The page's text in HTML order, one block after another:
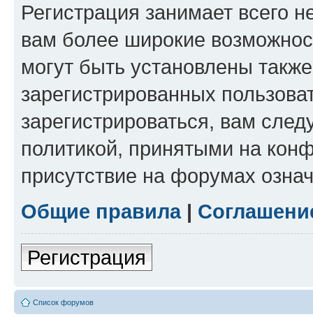
Регистрация занимает всего
вам более широкие
могут быть установлены
зарегистрированных
зарегистрироваться, вам
политикой, принятыми на
присутствие на форумах
Общие правила|
Регистрация
Список форумов